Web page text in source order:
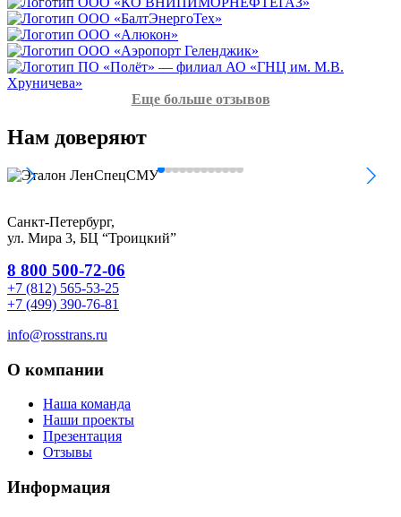
Еще больше отзывов
Нам доверяют
Санкт-Петербург,
ул. Мира 3, БЦ “Троицкий”
8 800 500-72-06
+7 (812) 565-53-25
+7 (499) 390-76-81
info@rosstrans.ru
О компании
Наша команда
Наши проекты
Презентация
Отзывы
Информация